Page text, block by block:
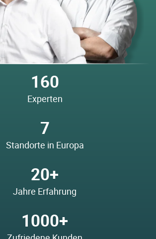
160
Experten
7
Standorte in Europa
20+
Jahre Erfahrung
1000+